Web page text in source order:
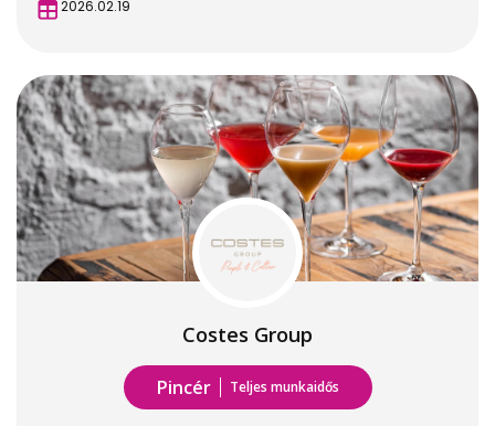
2026.02.19
Costes Group
Pincér Teljes munkaidős